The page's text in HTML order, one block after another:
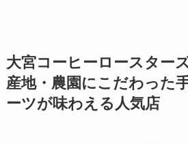
大宮コーヒーロースター
産地・農園にこだわった
ーツが味わえる人気店